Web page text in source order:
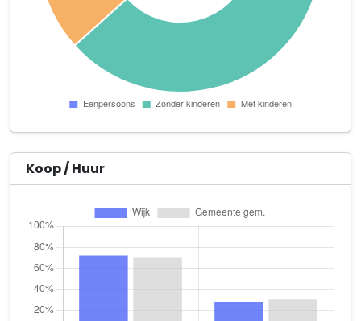
Asessor B.V.
Zuidewijnlaan 13
Da Costa Solutions
Aldendriellaan 6
Diamond Audioservice
Cameedijk 11
Factor 7 B.V.
Aldendriellaan 21
Handelsonderneming Medusa
Lavadijk 56
Holding H.J.L. van Zeggeren B.V.
Travertijndijk 54
Koop / Huur